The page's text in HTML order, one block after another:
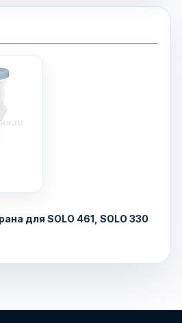
для SOLO 461, SOLO 330